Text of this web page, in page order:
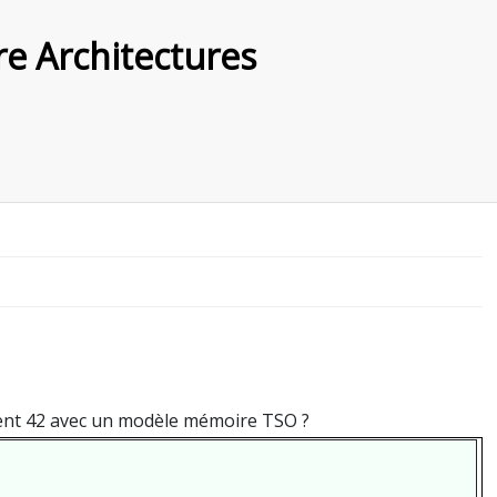
Architectures
French)
architecture
42 avec un modèle mémoire TSO ?